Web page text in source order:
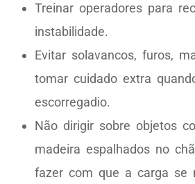
Treinar operadores para
instabilidade.
Evitar solavancos, furos,
tomar cuidado extra
escorregadio.
Não dirigir sobre objetos
madeira espalhados no
fazer com que a carga se